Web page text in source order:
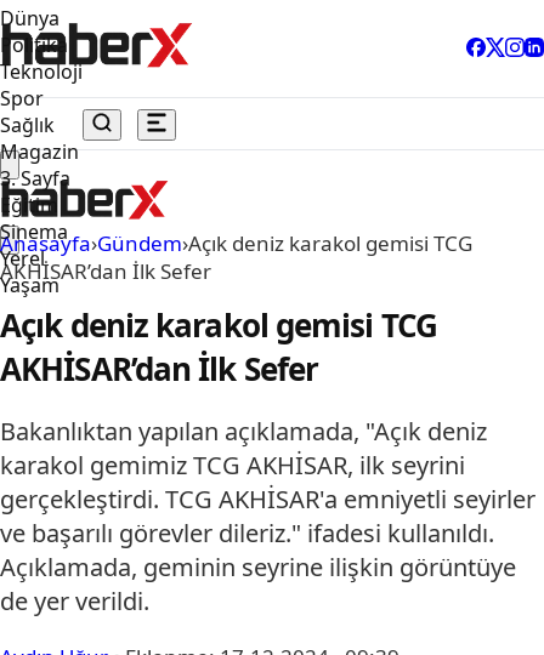
Dünya
Politika
Teknoloji
Spor
Sağlık
Magazin
3. Sayfa
Eğitim
Sinema
Yerel
Yaşam
Anasayfa›Gündem›Açık deniz karakol gemisi TCG
AKHİSAR’dan İlk Sefer
Açık deniz karakol gemisi TCG
AKHİSAR’dan İlk Sefer
Bakanlıktan yapılan açıklamada, "Açık deniz
karakol gemimiz TCG AKHİSAR, ilk seyrini
gerçekleştirdi. TCG AKHİSAR'a emniyetli seyirler
ve başarılı görevler dileriz." ifadesi kullanıldı.
Açıklamada, geminin seyrine ilişkin görüntüye
de yer verildi.